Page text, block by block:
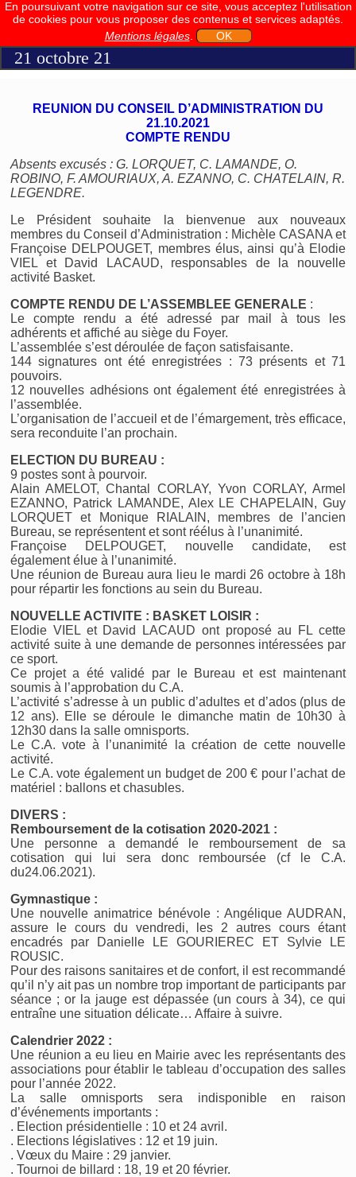
En poursuivant votre navigation sur ce site, vous acceptez l'utilisation
de cookies pour vous proposer des contenus et services adaptés.
Mentions légales. OK
21 octobre 21
REUNION DU CONSEIL D’ADMINISTRATION DU
21.10.2021
COMPTE RENDU
Absents excusés : G. LORQUET, C. LAMANDE, O.
ROBINO, F. AMOURIAUX, A. EZANNO, C. CHATELAIN, R.
LEGENDRE.
Le Président souhaite la bienvenue aux nouveaux
membres du Conseil d’Administration : Michèle CASANA et
Françoise DELPOUGET, membres élus, ainsi qu’à Elodie
VIEL et David LACAUD, responsables de la nouvelle
activité Basket.
COMPTE RENDU DE L’ASSEMBLEE GENERALE :
Le compte rendu a été adressé par mail à tous les
adhérents et affiché au siège du Foyer.
L’assemblée s’est déroulée de façon satisfaisante.
144 signatures ont été enregistrées : 73 présents et 71
pouvoirs.
12 nouvelles adhésions ont également été enregistrées à
l’assemblée.
L’organisation de l’accueil et de l’émargement, très efficace,
sera reconduite l’an prochain.
ELECTION DU BUREAU :
9 postes sont à pourvoir.
Alain AMELOT, Chantal CORLAY, Yvon CORLAY, Armel
EZANNO, Patrick LAMANDE, Alex LE CHAPELAIN, Guy
LORQUET et Monique RIALAIN, membres de l’ancien
Bureau, se représentent et sont réélus à l’unanimité.
Françoise DELPOUGET, nouvelle candidate, est
également élue à l’unanimité.
Une réunion de Bureau aura lieu le mardi 26 octobre à 18h
pour répartir les fonctions au sein du Bureau.
NOUVELLE ACTIVITE : BASKET LOISIR :
Elodie VIEL et David LACAUD ont proposé au FL cette
activité suite à une demande de personnes intéressées par
ce sport.
Ce projet a été validé par le Bureau et est maintenant
soumis à l’approbation du C.A.
L’activité s’adresse à un public d’adultes et d’ados (plus de
12 ans). Elle se déroule le dimanche matin de 10h30 à
12h30 dans la salle omnisports.
Le C.A. vote à l’unanimité la création de cette nouvelle
activité.
Le C.A. vote également un budget de 200 € pour l’achat de
matériel : ballons et chasubles.
DIVERS :
Remboursement de la cotisation 2020-2021 :
Une personne a demandé le remboursement de sa
cotisation qui lui sera donc remboursée (cf le C.A.
du24.06.2021).
Gymnastique :
Une nouvelle animatrice bénévole : Angélique AUDRAN,
assure le cours du vendredi, les 2 autres cours étant
encadrés par Danielle LE GOURIEREC ET Sylvie LE
ROUSIC.
Pour des raisons sanitaires et de confort, il est recommandé
qu’il n’y ait pas un nombre trop important de participants par
séance ; or la jauge est dépassée (un cours à 34), ce qui
entraîne une situation délicate… Affaire à suivre.
Calendrier 2022 :
Une réunion a eu lieu en Mairie avec les représentants des
associations pour établir le tableau d’occupation des salles
pour l’année 2022.
La salle omnisports sera indisponible en raison
d’événements importants :
. Election présidentielle : 10 et 24 avril.
. Elections législatives : 12 et 19 juin.
. Vœux du Maire : 29 janvier.
. Tournoi de billard : 18, 19 et 20 février.